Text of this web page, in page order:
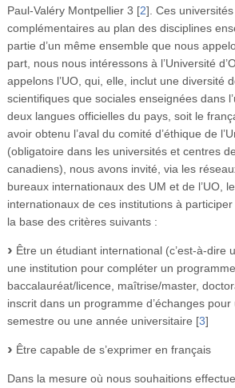
Paul-Valéry Montpellier 3 [2] . Ces
complémentaires au plan des disciplines
partie d’un même ensemble que nous
part, nous nous intéressons à l’Université
appelons l’UO, qui, elle, inclut une diversité
scientifiques que sociales enseignées dans
deux langues officielles du pays, soit le
avoir obtenu l’aval du comité d’éthique de
(obligatoire dans les universités et centres
canadiens), nous avons invité, via les
bureaux internationaux des UM et de l’UO,
internationaux de ces institutions à
la base des critères suivants :
Être un étudiant international (c’est-à-dire
une institution pour compléter un
baccalauréat/licence, maîtrise/master,
inscrit dans un programme d’échanges
semestre ou une année universitaire [3]
Être capable de s’exprimer en français
Dans la mesure où nous souhaitions